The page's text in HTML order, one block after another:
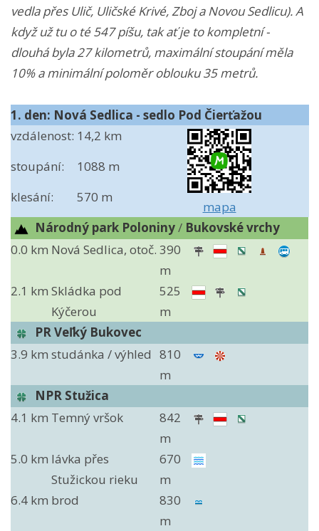
vedla přes Ulič, Uličské Krivé, Zboj a Novou Sedlicu). A
když už tu o té 547 píšu, tak ať je to kompletní -
dlouhá byla 27 kilometrů, maximální stoupání měla
10% a minimální poloměr oblouku 35 metrů.
1. den: Nová Sedlica - sedlo Pod Čierťažou
vzdálenost: 14,2 km
mapa
stoupání:
1088 m
klesání:
570 m
Národný park Poloniny/ Bukovské vrchy
0.0 km Nová Sedlica, otoč. 390
m
2.1 km Skládka pod
Kýčerou
525
m
PR Veľký Bukovec
3.9 km studánka / výhled 810
m
NPR Stužica
4.1 km Temný vršok
842
m
5.0 km lávka přes
Stužickou rieku
670
m
6.4 km brod
830
m